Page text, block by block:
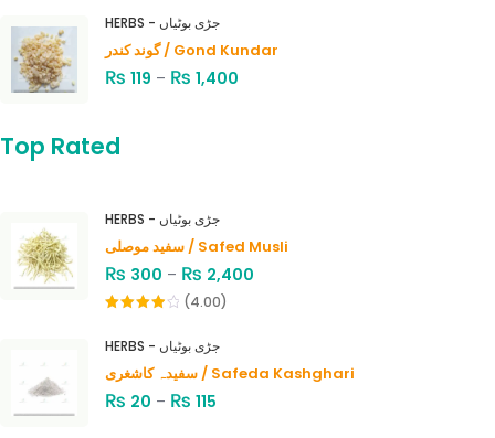
HERBS - جڑی بوٹیاں
گوند کندر / Gond Kundar
₨ 119 – ₨ 1,400
Top Rated
HERBS - جڑی بوٹیاں
سفید موصلی / Safed Musli
₨ 300 – ₨ 2,400
of 5
(4.00)
HERBS - جڑی بوٹیاں
سفیدہ کاشغری / Safeda Kashghari
₨ 20 – ₨ 115